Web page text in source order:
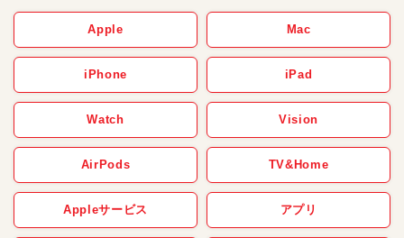
Apple Mac
iPhone iPad
Watch Vision
AirPods TV&Home
Appleサービス アプリ